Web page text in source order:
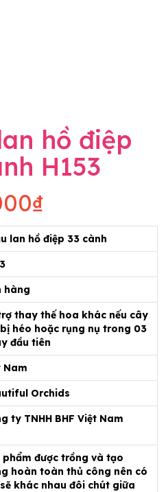
hồ điệp
H153
lan hồ điệp 33 cành
hàng
thay thế hoa khác nếu cây
héo hoặc rụng nụ trong 03
đầu tiên
Nam
Orchids
ty TNHH BHF Việt Nam
phẩm được trồng và tạo
hoàn toàn thủ công nên có
khác nhau đôi chút giữa